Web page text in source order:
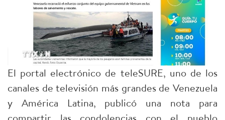
El portal electrónico de teleSURE, uno de los
canales de televisión más grandes de Venezuela
y América Latina, publicó una nota para